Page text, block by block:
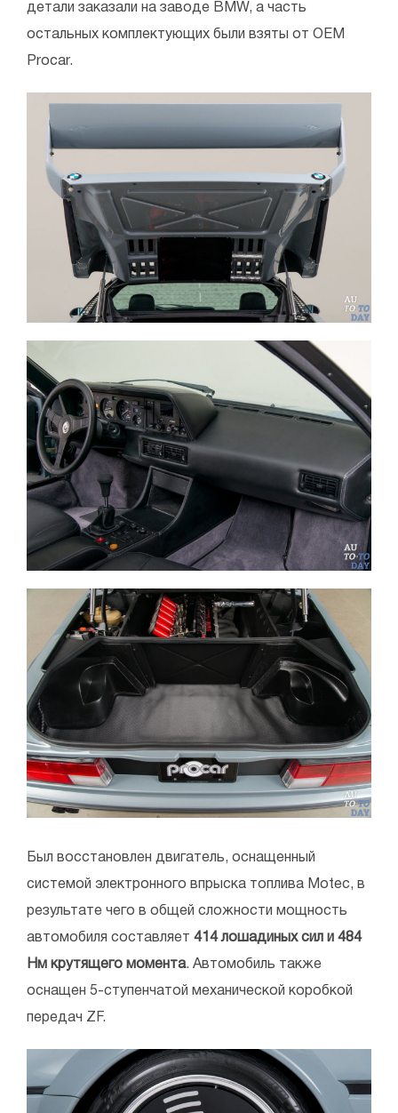
детали заказали на заводе BMW, а часть
остальных комплектующих были взяты от OEM
Procar.
Был восстановлен двигатель, оснащенный
системой электронного впрыска топлива Motec, в
результате чего в общей сложности мощность
автомобиля составляет 414 лошадиных сил и 484
Нм крутящего момента. Автомобиль также
оснащен 5-ступенчатой механической коробкой
передач ZF.